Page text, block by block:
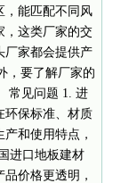
，能匹配不同风
，这类厂家的交
厂家都会提供产
，要了解厂家的
常见问题 1. 进
环保标准、材质
和使用特点，
进口地板建材
价格更透明，